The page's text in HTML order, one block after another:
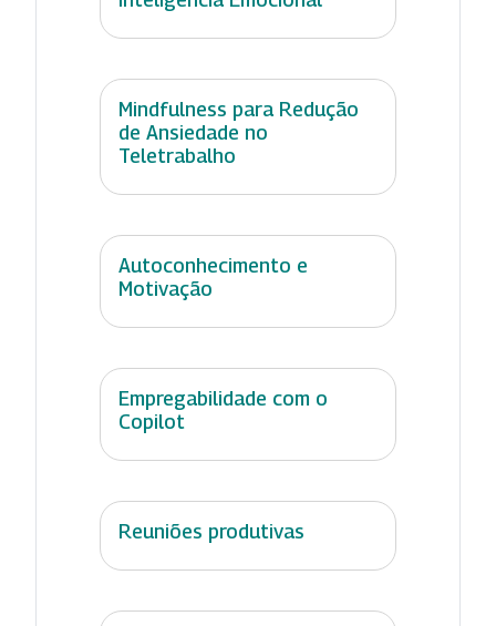
Mindfulness para Redução
de Ansiedade no
Teletrabalho
Autoconhecimento e
Motivação
Empregabilidade com o
Copilot
Reuniões produtivas